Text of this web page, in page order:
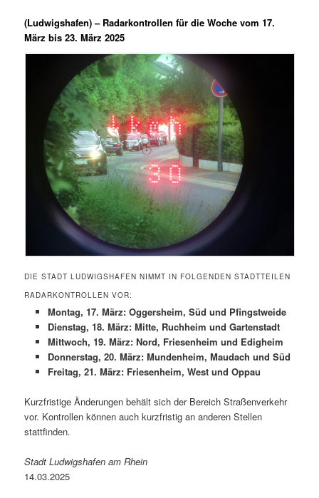
(Ludwigshafen) – Radarkontrollen für die Woche vom 17.
März bis 23. März 2025
DIE STADT LUDWIGSHAFEN NIMMT IN FOLGENDEN STADTTEILEN
RADARKONTROLLEN VOR:
Montag, 17. März: Oggersheim, Süd und Pfingstweide
Dienstag, 18. März: Mitte, Ruchheim und Gartenstadt
Mittwoch, 19. März: Nord, Friesenheim und Edigheim
Donnerstag, 20. März: Mundenheim, Maudach und Süd
Freitag, 21. März: Friesenheim, West und Oppau
Kurzfristige Änderungen behält sich der Bereich Straßenverkehr
vor. Kontrollen können auch kurzfristig an anderen Stellen
stattfinden.
Stadt Ludwigshafen am Rhein
14.03.2025